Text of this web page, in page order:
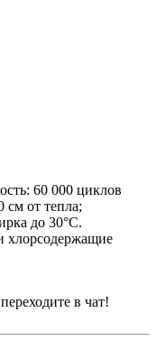
60 000 циклов
см от тепла;
до 30°C.
хлорсодержащие
в чат!